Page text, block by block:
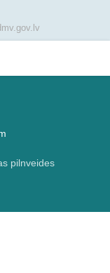
pilnveides